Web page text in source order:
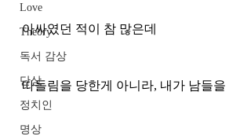
Love
Theory
독서 감상
단상
정치인
명상
아싸였던 적이 참 많은데
따돌림을 당한게 아니라, 내가 남들을